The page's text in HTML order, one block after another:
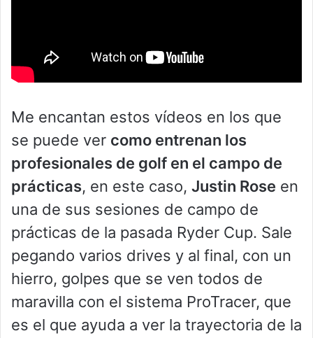
Me encantan estos vídeos en los que
se puede ver como entrenan los
profesionales de golf en el campo de
prácticas, en este caso, Justin Rose en
una de sus sesiones de campo de
prácticas de la pasada Ryder Cup. Sale
pegando varios drives y al final, con un
hierro, golpes que se ven todos de
maravilla con el sistema ProTracer, que
es el que ayuda a ver la trayectoria de la